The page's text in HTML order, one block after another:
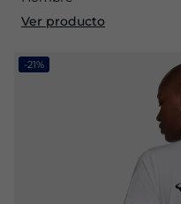
Ver producto
-21%